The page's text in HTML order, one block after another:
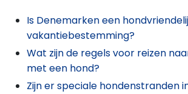
Is Denemarken een
vakantiebestemming?
Wat zijn de regels voor reizen
met een hond?
Zijn er speciale hondenstranden